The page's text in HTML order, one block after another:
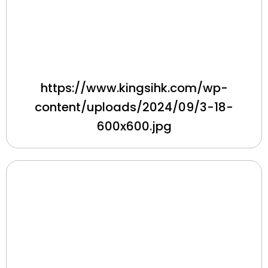
https://www.kingsihk.com/wp-
content/uploads/2024/09/3-18-
600x600.jpg